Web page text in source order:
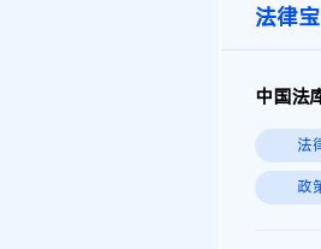
法律
中国法
法
政